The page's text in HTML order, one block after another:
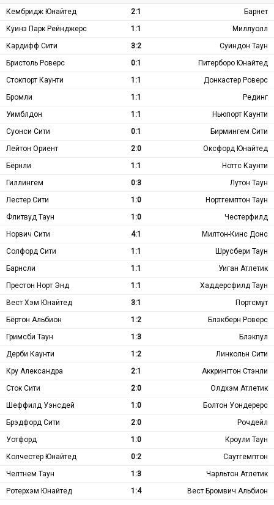
Кембридж Юнайтед 2:1
Барнет
Куинз Парк Рейнджерс
1:1
Миллуолл
Кардифф Сити
3:2
Суиндон Таун
Бристоль Роверс
0:1
Питерборо Юнайтед
Стокпорт Каунти
1:1
Донкастер Роверс
Бромли
1:1
Рединг
Уимблдон
1:1
Ньюпорт Каунти
Суонси Сити
0:1
Бирмингем Сити
Лейтон Ориент
2:0
Оксфорд Юнайтед
Бёрнли
1:1
Ноттс Каунти
Гиллингем
0:3
Лутон Таун
Лестер Сити
1:0
Нортгемптон Таун
Флитвуд Таун
1:0
Честерфилд
Норвич Сити
4:1
Милтон-Кинс Донс
Солфорд Сити
1:1
Шрусбери Таун
Барнсли
1:1
Уиган Атлетик
Престон Норт Энд
1:1
Хаддерсфилд Таун
Вест Хэм Юнайтед
3:1
Портсмут
Бёртон Альбион
1:2
Блэкберн Роверс
Гримсби Таун
1:3
Блэкпул
Дерби Каунти
1:2
Линкольн Сити
Кру Александра
2:1
Аккрингтон Стэнли
Сток Сити
2:0
Олдхэм Атлетик
Шеффилд Уэнсдей
1:0
Болтон Уондерерс
Брэдфорд Сити
2:0
Рочдейл
Уотфорд
1:0
Кроули Таун
Колчестер Юнайтед
0:2
Саутгемптон
Челтнем Таун
1:3
Чарльтон Атлетик
Ротерхэм Юнайтед
1:4 Вест Бромвич Альбион